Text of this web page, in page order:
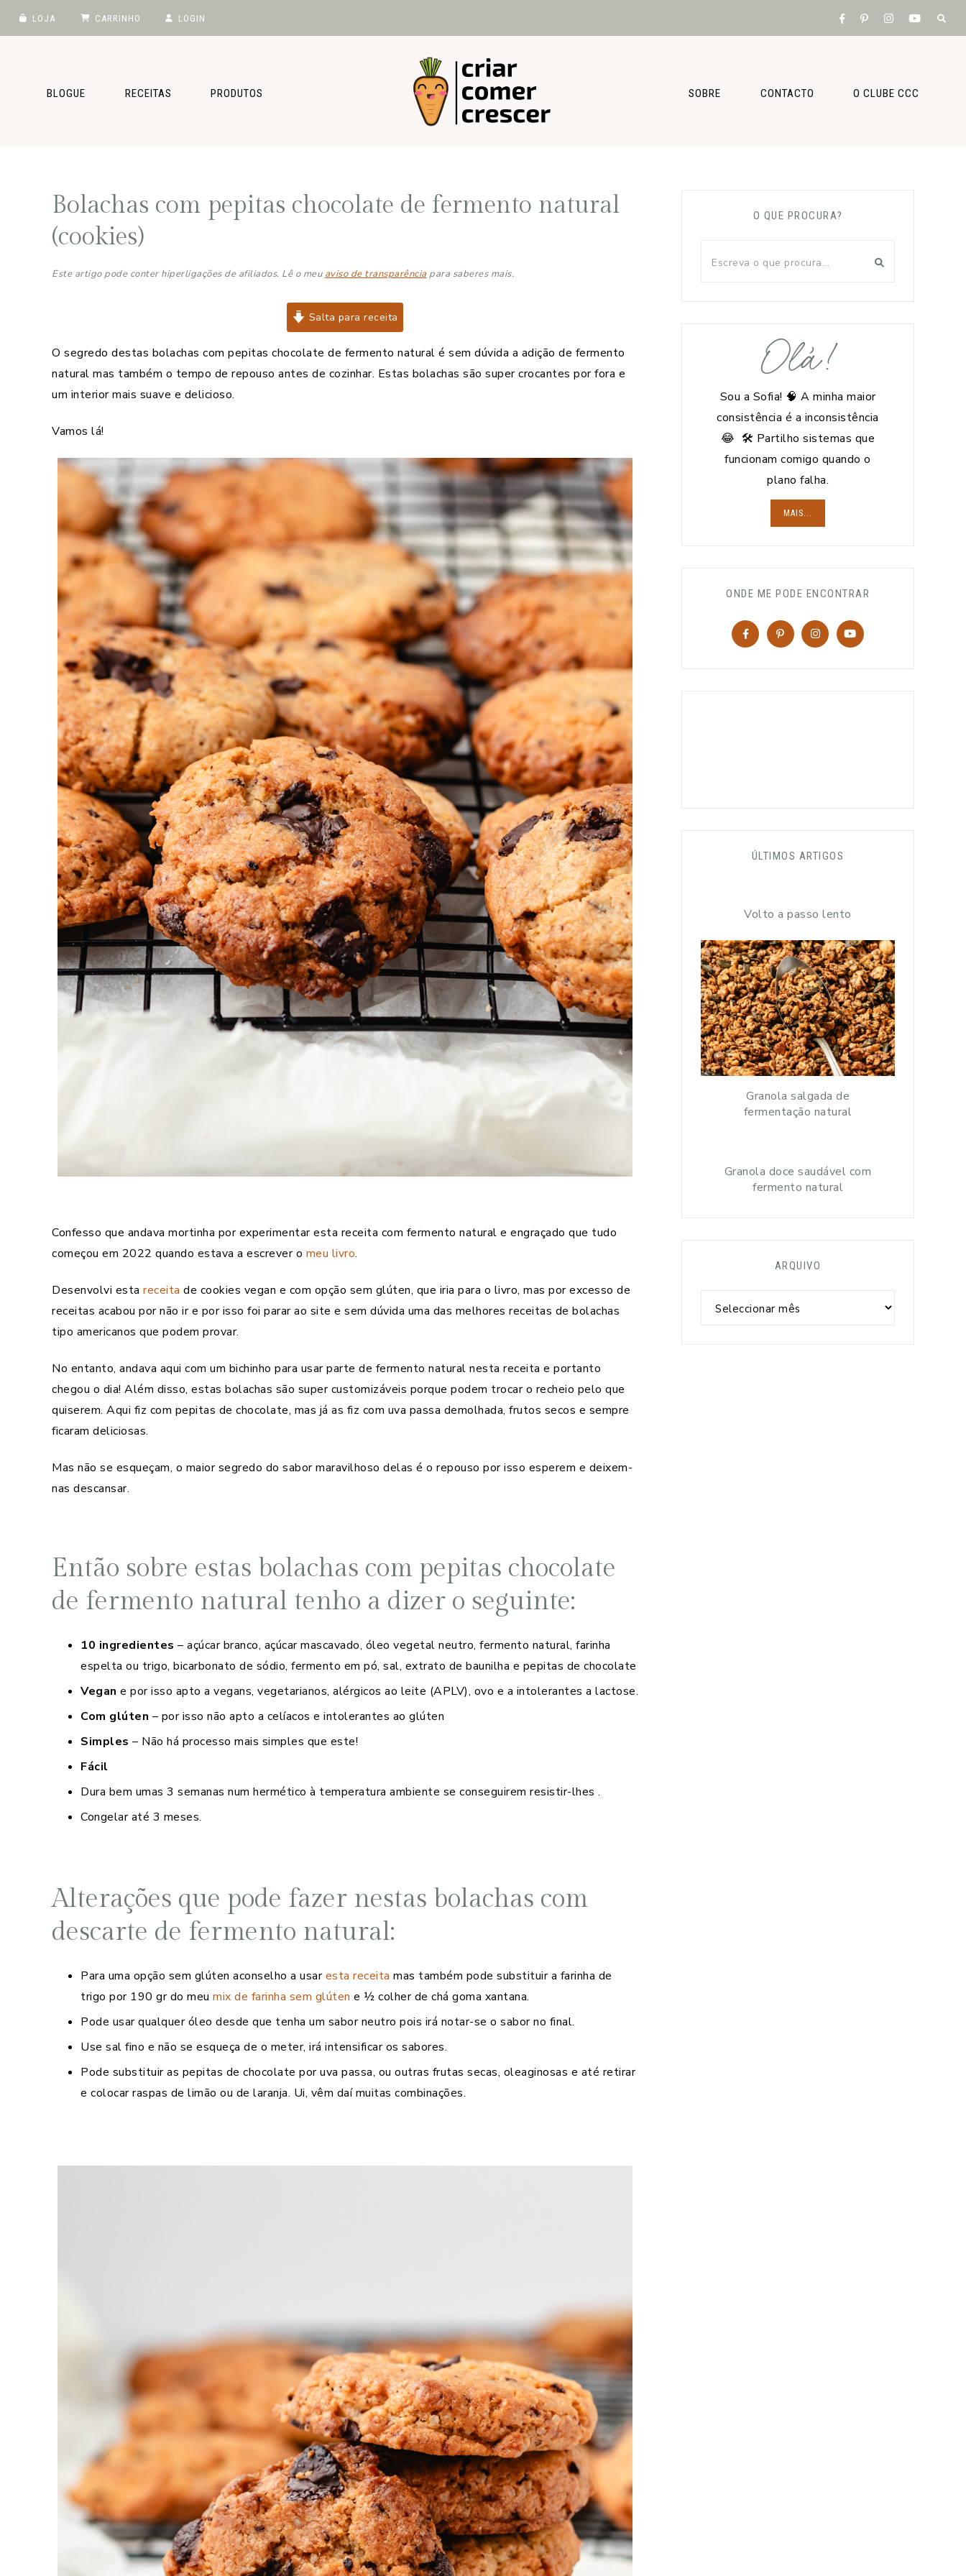
LOJA CARRINHO LOGIN
BLOGUE RECEITAS PRODUTOS SOBRE CONTACTO O CLUBE CCC
Bolachas com pepitas chocolate de fermento natural
(cookies)
Este artigo pode conter hiperligações de afiliados. Lê o meu aviso de transparência para saberes mais.
Salta para receita
O segredo destas bolachas com pepitas chocolate de fermento natural é sem dúvida a adição de fermento
natural mas também o tempo de repouso antes de cozinhar. Estas bolachas são super crocantes por fora e
um interior mais suave e delicioso.
Vamos lá!
Confesso que andava mortinha por experimentar esta receita com fermento natural e engraçado que tudo
começou em 2022 quando estava a escrever o meu livro.
Desenvolvi esta receita de cookies vegan e com opção sem glúten, que iria para o livro, mas por excesso de
receitas acabou por não ir e por isso foi parar ao site e sem dúvida uma das melhores receitas de bolachas
tipo americanos que podem provar.
No entanto, andava aqui com um bichinho para usar parte de fermento natural nesta receita e portanto
chegou o dia! Além disso, estas bolachas são super customizáveis porque podem trocar o recheio pelo que
quiserem. Aqui fiz com pepitas de chocolate, mas já as fiz com uva passa demolhada, frutos secos e sempre
ficaram deliciosas.
Mas não se esqueçam, o maior segredo do sabor maravilhoso delas é o repouso por isso esperem e deixem-
nas descansar.
Então sobre estas bolachas com pepitas chocolate
de fermento natural tenho a dizer o seguinte:
10 ingredientes – açúcar branco, açúcar mascavado, óleo vegetal neutro, fermento natural, farinha
espelta ou trigo, bicarbonato de sódio, fermento em pó, sal, extrato de baunilha e pepitas de chocolate
Vegan e por isso apto a vegans, vegetarianos, alérgicos ao leite (APLV), ovo e a intolerantes a lactose.
Com glúten – por isso não apto a celíacos e intolerantes ao glúten
Simples – Não há processo mais simples que este!
Fácil
Dura bem umas 3 semanas num hermético à temperatura ambiente se conseguirem resistir-lhes .
Congelar até 3 meses.
Alterações que pode fazer nestas bolachas com
descarte de fermento natural:
Para uma opção sem glúten aconselho a usaresta receita mas também pode substituir a farinha de
trigo por 190 gr do meu mix de farinha sem glúten e ½ colher de chá goma xantana.
Pode usar qualquer óleo desde que tenha um sabor neutro pois irá notar-se o sabor no final.
Use sal fino e não se esqueça de o meter, irá intensificar os sabores.
Pode substituir as pepitas de chocolate por uva passa, ou outras frutas secas, oleaginosas e até retirar
e colocar raspas de limão ou de laranja. Ui, vêm daí muitas combinações.
O QUE PROCURA?
Olá!
Sou a Sofia! 🧠 A minha maior
consistência é a inconsistência
😂 🛠️ Partilho sistemas que
funcionam comigo quando o
plano falha.
MAIS...
ONDE ME PODE ENCONTRAR
ÚLTIMOS ARTIGOS
Volto a passo lento
Granola salgada de
fermentação natural
Granola doce saudável com
fermento natural
ARQUIVO